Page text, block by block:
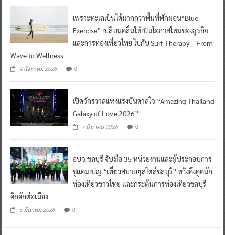
เพราะทะเลเป็นได้มากกว่าพื้นที่พักผ่อน“Blue
Exercise” เปลี่ยนคลื่นให้เป็นโอกาสใหม่ของธุรกิจ
และการท่องเที่ยวไทย ไปกับ Surf Therapy – From
Wave to Wellness
4 สิงหาคม 2026 0
เปิดจักรวาลแห่งแรงบันดาลใจ “Amazing Thailand
Galaxy of Love 2026”
7 มีนาคม 2026 0
อบจ.ชลบุรี จับมือ 35 หน่วยงานและผู้ประกอบการ
ชูแคมเปญ “เที่ยวสบายๆสไตล์ชลบุรี” หวังดึงดูดนัก
ท่องเที่ยวชาวไทย และกระตุ้นการท่องเที่ยวชลบุรี
คึกคักต่อเนื่อง
5 มีนาคม 2026 0